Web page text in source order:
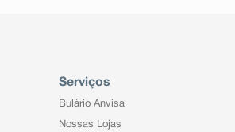
Serviços
Bulário Anvisa
Nossas Lojas